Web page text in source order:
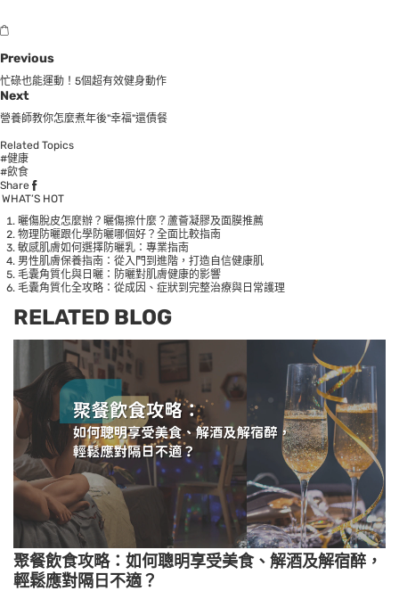
Previous
忙碌也能運動！5個超有效健身動作
Next
營養師教你怎麼煮年後"幸福"還債餐
Related Topics
#健康
#飲食
Share
WHAT’S HOT
曬傷脫皮怎麼辦？曬傷擦什麼？蘆薈凝膠及面膜推薦
物理防曬跟化學防曬哪個好？全面比較指南
敏感肌膚如何選擇防曬乳：專業指南
男性肌膚保養指南：從入門到進階，打造自信健康肌
毛囊角質化與日曬：防曬對肌膚健康的影響
毛囊角質化全攻略：從成因、症狀到完整治療與日常護理
RELATED BLOG
聚餐飲食攻略：如何聰明享受美食、解酒及解宿醉，
輕鬆應對隔日不適？